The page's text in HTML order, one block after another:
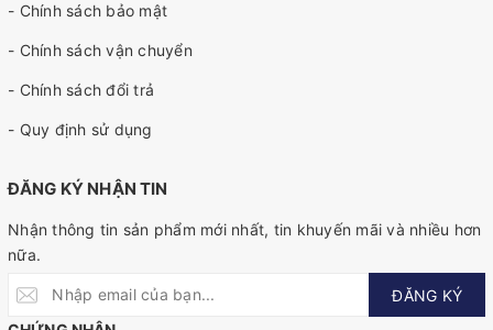
- Chính sách bảo mật
- Chính sách vận chuyển
- Chính sách đổi trả
- Quy định sử dụng
ĐĂNG KÝ NHẬN TIN
Nhận thông tin sản phẩm mới nhất, tin khuyến mãi và nhiều hơn
nữa.
ĐĂNG KÝ